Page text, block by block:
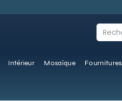
Intérieur Mosaïque Fournitures